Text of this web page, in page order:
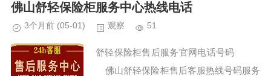
佛山舒轻保险柜服务中心热线电话
3个月前 (05-01) 观察 51
舒轻保险柜售后服务官网电话号码
佛山舒轻保险柜售后客服热线号码服务